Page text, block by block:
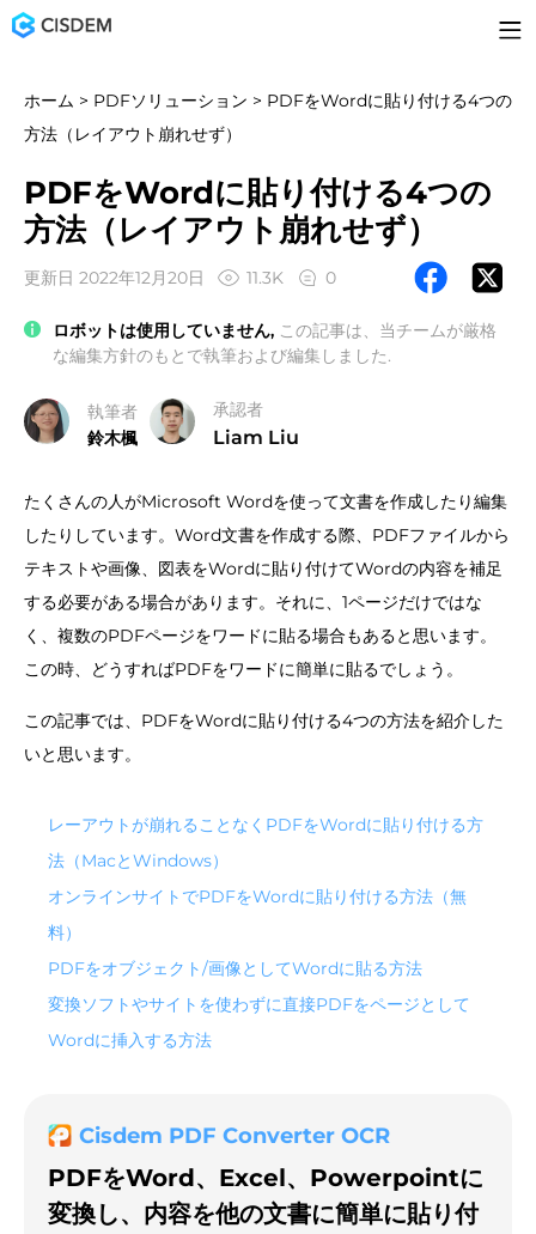
ホーム > PDFソリューション > PDFをWordに貼り付ける4つの
方法（レイアウト崩れせず）
PDFをWordに貼り付ける4つの
方法（レイアウト崩れせず）
更新日 2022年12月20日 11.3K 0
ロボットは使用していません, この記事は、当チームが厳格
な編集方針のもとで執筆および編集しました.
執筆者
鈴木楓
承認者
Liam Liu
たくさんの人がMicrosoft Wordを使って文書を作成したり編集
したりしています。Word文書を作成する際、PDFファイルから
テキストや画像、図表をWordに貼り付けてWordの内容を補足
する必要がある場合があります。それに、1ページだけではな
く、複数のPDFページをワードに貼る場合もあると思います。
この時、どうすればPDFをワードに簡単に貼るでしょう。
この記事では、PDFをWordに貼り付ける4つの方法を紹介した
いと思います。
レーアウトが崩れることなくPDFをWordに貼り付ける方
法（MacとWindows）
オンラインサイトでPDFをWordに貼り付ける方法（無
料）
PDFをオブジェクト/画像としてWordに貼る方法
変換ソフトやサイトを使わずに直接PDFをページとして
Wordに挿入する方法
Cisdem PDF Converter OCR
PDFをWord、Excel、Powerpointに
変換し、内容を他の文書に簡単に貼り付